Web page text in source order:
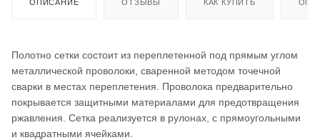
ОПИСАНИЕ ОТЗЫВЫ КАК КУПИТЬ
Полотно сетки состоит из переплетенной под прямым углом
металлической проволоки, сваренной методом точечной
сварки в местах переплетения. Проволока предварительно
покрывается защитными материалами для предотвращения
ржавления. Сетка реализуется в рулонах, с прямоугольными
и квадратными ячейками.